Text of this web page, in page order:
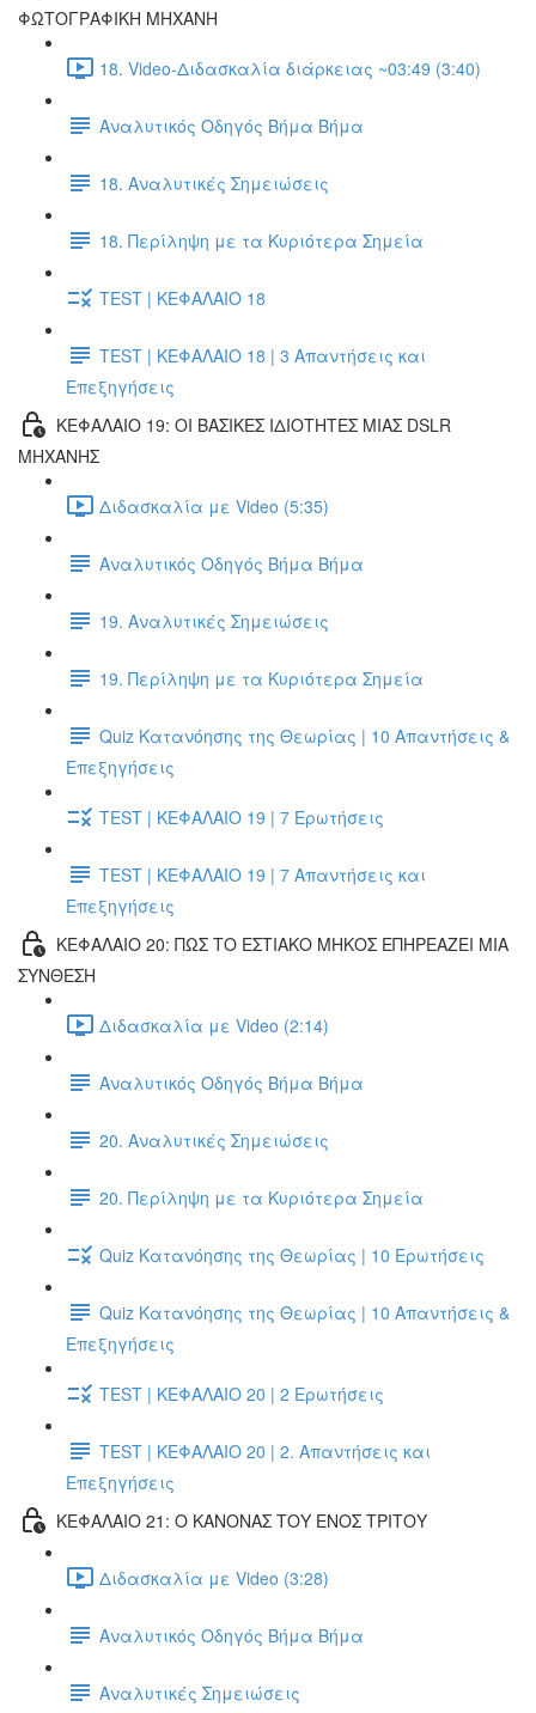
ΦΩΤΟΓΡΑΦΙΚΗ ΜΗΧΑΝΗ
18. Video-Διδασκαλία διάρκειας ~03:49 (3:40)
Αναλυτικός Οδηγός Βήμα Βήμα
18. Αναλυτικές Σημειώσεις
18. Περίληψη με τα Κυριότερα Σημεία
TEST | ΚΕΦΑΛΑΙΟ 18
TEST | ΚΕΦΑΛΑΙΟ 18 | 3 Απαντήσεις και
Επεξηγήσεις
ΚΕΦΑΛΑΙΟ 19: ΟΙ ΒΑΣΙΚΕΣ ΙΔΙΟΤΗΤΕΣ ΜΙΑΣ DSLR
ΜΗΧΑΝΗΣ
Διδασκαλία με Video (5:35)
Αναλυτικός Οδηγός Βήμα Βήμα
19. Αναλυτικές Σημειώσεις
19. Περίληψη με τα Κυριότερα Σημεία
Quiz Κατανόησης της Θεωρίας | 10 Απαντήσεις &
Επεξηγήσεις
TEST | ΚΕΦΑΛΑΙΟ 19 | 7 Ερωτήσεις
TEST | ΚΕΦΑΛΑΙΟ 19 | 7 Απαντήσεις και
Επεξηγήσεις
ΚΕΦΑΛΑΙΟ 20: ΠΩΣ ΤΟ ΕΣΤΙΑΚΟ ΜΗΚΟΣ ΕΠΗΡΕΑΖΕΙ ΜΙΑ
ΣΥΝΘΕΣΗ
Διδασκαλία με Video (2:14)
Αναλυτικός Οδηγός Βήμα Βήμα
20. Αναλυτικές Σημειώσεις
20. Περίληψη με τα Κυριότερα Σημεία
Quiz Κατανόησης της Θεωρίας | 10 Ερωτήσεις
Quiz Κατανόησης της Θεωρίας | 10 Απαντήσεις &
Επεξηγήσεις
TEST | ΚΕΦΑΛΑΙΟ 20 | 2 Ερωτήσεις
TEST | ΚΕΦΑΛΑΙΟ 20 | 2. Απαντήσεις και
Επεξηγήσεις
ΚΕΦΑΛΑΙΟ 21: Ο ΚΑΝΟΝΑΣ ΤΟΥ ΕΝΟΣ ΤΡΙΤΟΥ
Διδασκαλία με Video (3:28)
Αναλυτικός Οδηγός Βήμα Βήμα
Αναλυτικές Σημειώσεις